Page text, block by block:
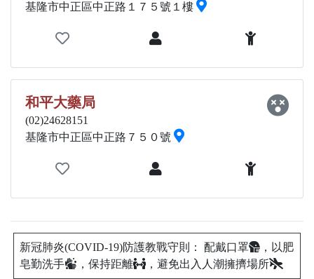
基隆市中正區中正路１７５號１樓
和平大藥局
(02)24628151
基隆市中正區中正路７５０號
新冠肺炎(COVID-19)防護教戰守則： 配戴口罩
，以肥
皂勤洗手
，保持距離 ，避免出入人潮擁擠場所